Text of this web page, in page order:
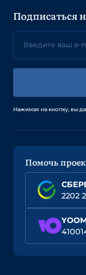
Подписаться
Нажимая на кнопку, вы
Помочь
2202